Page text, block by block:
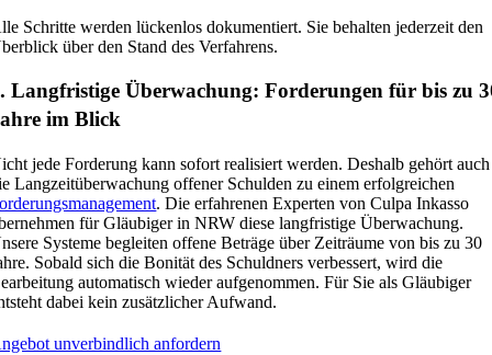
Schritte werden lückenlos dokumentiert. Sie behalten jederzeit den
über den Stand des Verfahrens.
Langfristige Überwachung: Forderungen für bis zu
im Blick
jede Forderung kann sofort realisiert werden. Deshalb gehört auch
Langzeitüberwachung offener Schulden zu einem erfolgreichen
. Die erfahrenen Experten von Culpa Inkasso
für Gläubiger in NRW diese langfristige Überwachung.
Systeme begleiten offene Beträge über Zeiträume von bis zu 30
Sobald sich die Bonität des Schuldners verbessert, wird die
automatisch wieder aufgenommen. Für Sie als Gläubiger
dabei kein zusätzlicher Aufwand.
unverbindlich anfordern